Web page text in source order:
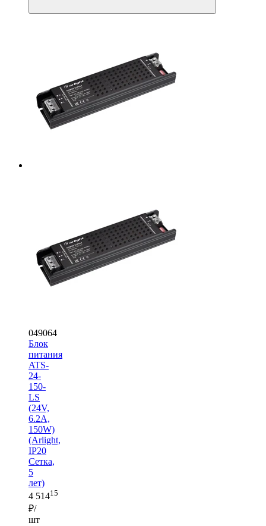
049064
Блок
питания
ATS-
24-
150-
LS
(24V,
6.2A,
150W)
(Arlight,
IP20
Сетка,
5
лет)
4 51415
₽/
шт